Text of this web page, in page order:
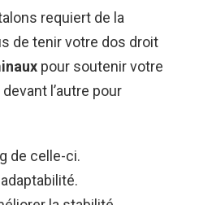
requiert de la
de tenir votre dos droit
pour soutenir votre
l’autre pour
de celle-ci.